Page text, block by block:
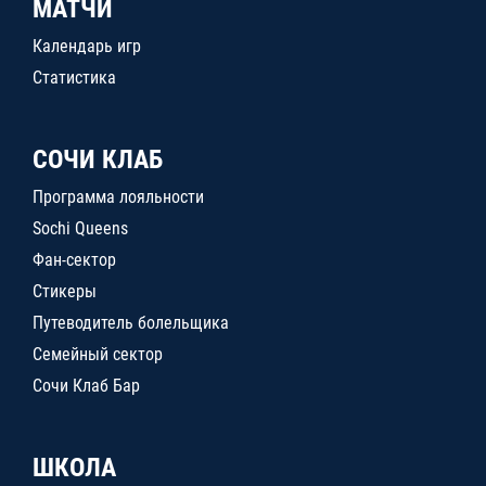
МАТЧИ
Календарь игр
Статистика
СОЧИ КЛАБ
Программа лояльности
Sochi Queens
Фан-сектор
Стикеры
Путеводитель болельщика
Семейный сектор
Сочи Клаб Бар
ШКОЛА